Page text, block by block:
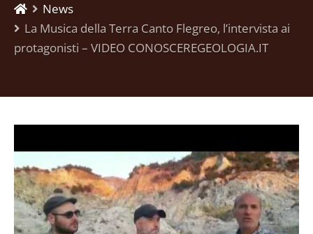
News
La Musica della Terra Canto Flegreo, l’intervista ai
protagonisti – VIDEO CONOSCEREGEOLOGIA.IT